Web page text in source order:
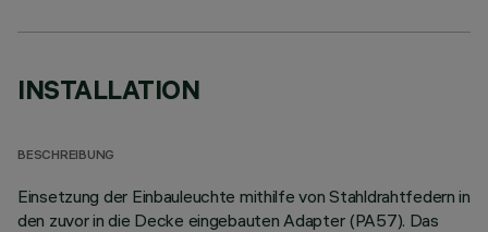
INSTALLATION
BESCHREIBUNG
Einsetzung der Einbauleuchte mithilfe von Stahldrahtfedern in
den zuvor in die Decke eingebauten Adapter (PA57). Das